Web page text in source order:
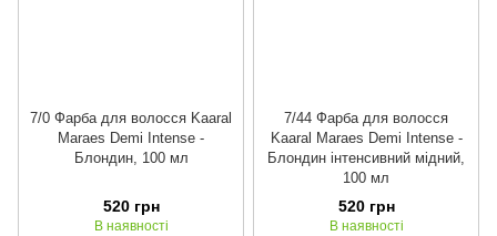
7/0 Фарба для волосся Kaaral
Maraes Demi Intense -
Блондин, 100 мл
520 грн
В наявності
7/44 Фарба для волосся
Kaaral Maraes Demi Intense -
Блондин інтенсивний мідний,
100 мл
520 грн
В наявності